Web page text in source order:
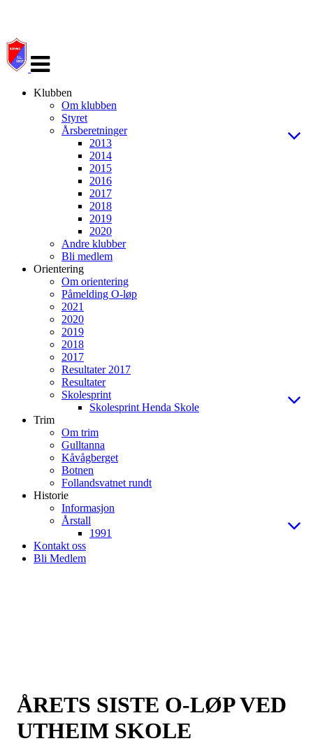
navigasjon
Klubben
Om klubben
Styret
Årsberetninger
2013
2014
2015
2016
2017
2018
2019
2020
Andre klubber
Bli medlem
Orientering
Om orientering
Påmelding O-løp
2021
2020
2019
2018
2017
Resultater 2017
Resultater
Skolesprint
Skolesprint Henda Skole
Trim
Om trim
Gulltanna
Kåvågberget
Botnen
Follandsvatnet rundt
Historie
Informasjon
Årstall
1991
Kontakt oss
Bli Medlem
ÅRETS SISTE O-LØP VED
UTHEIM SKOLE